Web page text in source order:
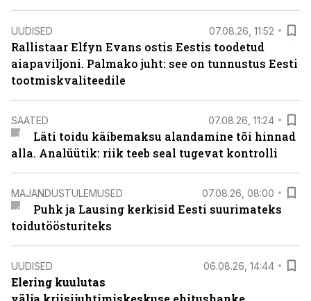
UUDISED 07.08.26, 11:52
Rallistaar Elfyn Evans ostis Eestis toodetud
aiapaviljoni. Palmako juht: see on tunnustus Eesti
tootmiskvaliteedile
SAATED 07.08.26, 11:24
Läti toidu käibemaksu alandamine tõi hinnad
alla. Analüütik: riik teeb seal tugevat kontrolli
MAJANDUSTULEMUSED 07.08.26, 08:00
Puhk ja Lausing kerkisid Eesti suurimateks
toidutöösturiteks
UUDISED 06.08.26, 14:44
Elering kuulutas